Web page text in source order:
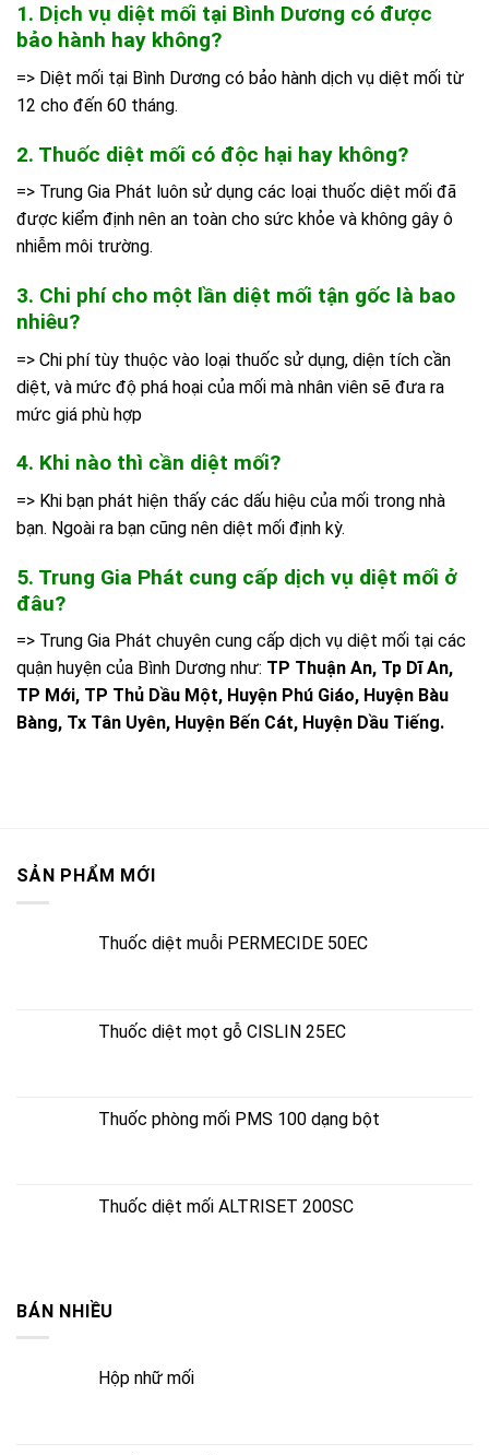
1. Dịch vụ diệt mối tại Bình Dương có được
bảo hành hay không?
=> Diệt mối tại Bình Dương có bảo hành dịch vụ diệt mối từ
12 cho đến 60 tháng.
2. Thuốc diệt mối có độc hại hay không?
=> Trung Gia Phát luôn sử dụng các loại thuốc diệt mối đã
được kiểm định nên an toàn cho sức khỏe và không gây ô
nhiễm môi trường.
3. Chi phí cho một lần diệt mối tận gốc là bao
nhiêu?
=> Chi phí tùy thuộc vào loại thuốc sử dụng, diện tích cần
diệt, và mức độ phá hoại của mối mà nhân viên sẽ đưa ra
mức giá phù hợp
4. Khi nào thì cần diệt mối?
=> Khi bạn phát hiện thấy các dấu hiệu của mối trong nhà
bạn. Ngoài ra bạn cũng nên diệt mối định kỳ.
5. Trung Gia Phát cung cấp dịch vụ diệt mối ở
đâu?
=> Trung Gia Phát chuyên cung cấp dịch vụ diệt mối tại các
quận huyện của Bình Dương như: TP Thuận An, Tp Dĩ An,
TP Mới, TP Thủ Dầu Một, Huyện Phú Giáo, Huyện Bàu
Bàng, Tx Tân Uyên, Huyện Bến Cát, Huyện Dầu Tiếng.
SẢN PHẨM MỚI
Thuốc diệt muỗi PERMECIDE 50EC
Thuốc diệt mọt gỗ CISLIN 25EC
Thuốc phòng mối PMS 100 dạng bột
Thuốc diệt mối ALTRISET 200SC
BÁN NHIỀU
Hộp nhữ mối